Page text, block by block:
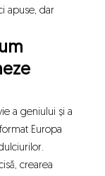
apuse, dar
a geniului și a
Europa
crearea